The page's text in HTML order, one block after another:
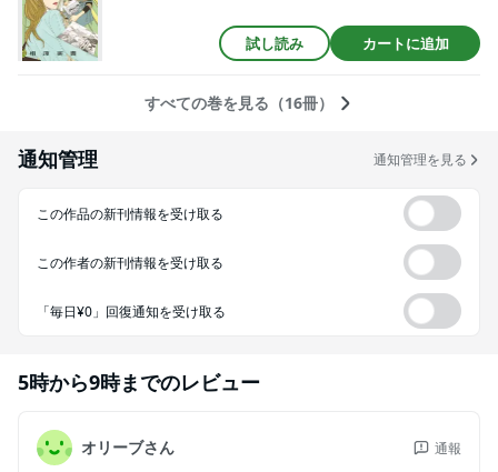
試し読み カートに追加
すべての巻を見る（16冊）
通知管理 通知管理を見る
この作品の新刊情報を受け取る
この作者の新刊情報を受け取る
「毎日¥0」回復通知を受け取る
5時から9時までのレビュー
オリーブさん 通報